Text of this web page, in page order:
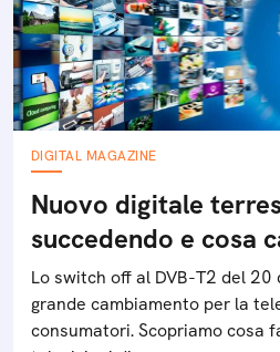
DIGITAL MAGAZINE
Nuovo digitale
succedendo e cosa
Lo switch off al DVB-T2 del
grande cambiamento per la
consumatori. Scopriamo cosa